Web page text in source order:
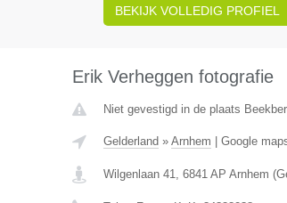
BEKIJK VOLLEDIG PROFIEL
Erik Verheggen fotografie
Niet gevestigd in de plaats
Gelderland » Arnhem Google
Wilgenlaan 41, 6841 AP Arnhem (